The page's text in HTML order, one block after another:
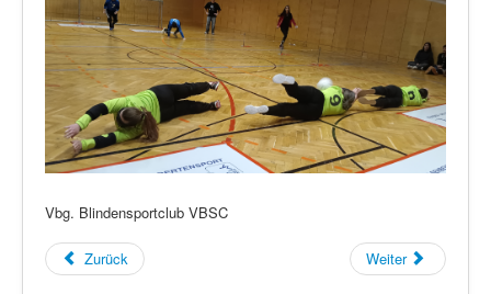
Vbg. Blindensportclub VBSC
Zurück Weiter